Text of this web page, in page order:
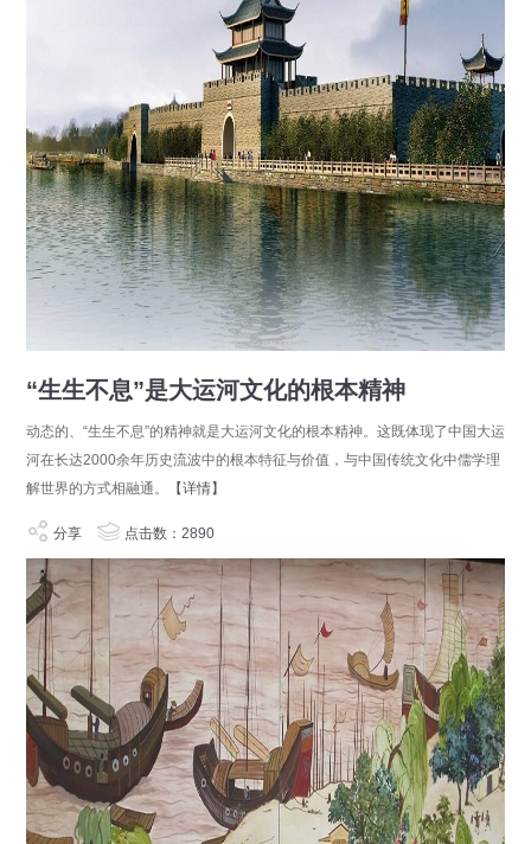
“生生不息”是大运河文化的根本精神
动态的、“生生不息”的精神就是大运河文化的根本精神。这既体现了中国大运
河在长达2000余年历史流波中的根本特征与价值，与中国传统文化中儒学理
解世界的方式相融通。
【详情】
分享 点击数：2890